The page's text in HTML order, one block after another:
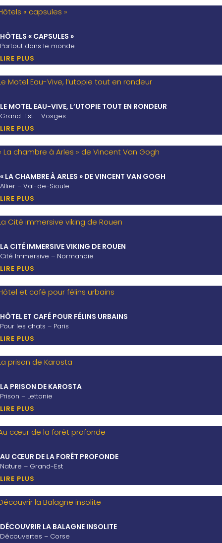
HÔTELS « CAPSULES »
Partout dans le monde
LIRE PLUS
LE MOTEL EAU-VIVE, L’UTOPIE TOUT EN RONDEUR
Grand-Est – Vosges
LIRE PLUS
« LA CHAMBRE À ARLES » DE VINCENT VAN GOGH
Allier – Val-de-Sioule
LIRE PLUS
LA CITÉ IMMERSIVE VIKING DE ROUEN
Cité Immersive – Normandie
LIRE PLUS
HÔTEL ET CAFÉ POUR FÉLINS URBAINS
Pour les chats – Paris
LIRE PLUS
LA PRISON DE KAROSTA
Prison – Lettonie
LIRE PLUS
AU CŒUR DE LA FORÊT PROFONDE
Nature – Grand-Est
LIRE PLUS
DÉCOUVRIR LA BALAGNE INSOLITE
Découvertes – Corse